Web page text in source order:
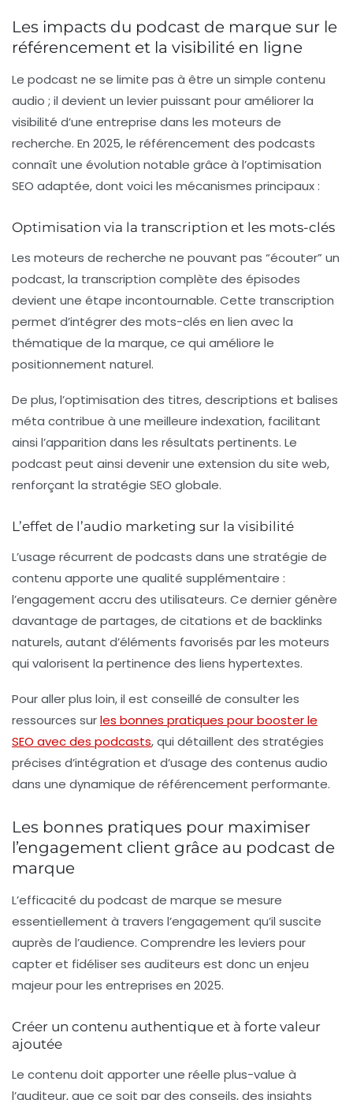
Les impacts du podcast de marque sur le
référencement et la visibilité en ligne
Le podcast ne se limite pas à être un simple contenu
audio ; il devient un levier puissant pour améliorer la
visibilité d’une entreprise dans les moteurs de
recherche. En 2025, le référencement des podcasts
connaît une évolution notable grâce à l’optimisation
SEO adaptée, dont voici les mécanismes principaux :
Optimisation via la transcription et les mots-clés
Les moteurs de recherche ne pouvant pas “écouter” un
podcast, la transcription complète des épisodes
devient une étape incontournable. Cette transcription
permet d’intégrer des mots-clés en lien avec la
thématique de la marque, ce qui améliore le
positionnement naturel.
De plus, l’optimisation des titres, descriptions et balises
méta contribue à une meilleure indexation, facilitant
ainsi l’apparition dans les résultats pertinents. Le
podcast peut ainsi devenir une extension du site web,
renforçant la stratégie SEO globale.
L’effet de l’audio marketing sur la visibilité
L’usage récurrent de podcasts dans une stratégie de
contenu apporte une qualité supplémentaire :
l’engagement accru des utilisateurs. Ce dernier génère
davantage de partages, de citations et de backlinks
naturels, autant d’éléments favorisés par les moteurs
qui valorisent la pertinence des liens hypertextes.
Pour aller plus loin, il est conseillé de consulter les
ressources surles bonnes pratiques pour booster le
SEO avec des podcasts, qui détaillent des stratégies
précises d’intégration et d’usage des contenus audio
dans une dynamique de référencement performante.
Les bonnes pratiques pour maximiser
l’engagement client grâce au podcast de
marque
L’efficacité du podcast de marque se mesure
essentiellement à travers l’engagement qu’il suscite
auprès de l’audience. Comprendre les leviers pour
capter et fidéliser ses auditeurs est donc un enjeu
majeur pour les entreprises en 2025.
Créer un contenu authentique et à forte valeur
ajoutée
Le contenu doit apporter une réelle plus-value à
l’auditeur, que ce soit par des conseils, des insights